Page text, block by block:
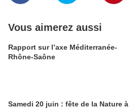
Vous aimerez aussi
Rapport sur l’axe Méditerranée-
Rhône-Saône
Samedi 20 juin : fête de la Nature à